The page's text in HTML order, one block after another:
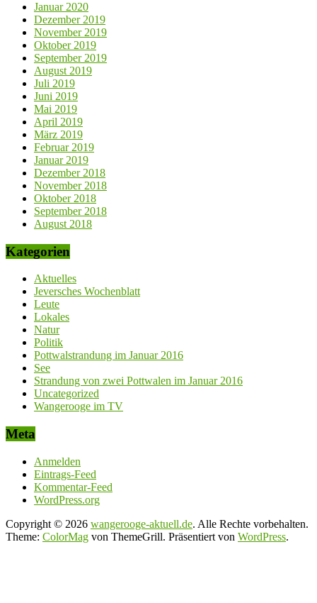
Januar 2020
Dezember 2019
November 2019
Oktober 2019
September 2019
August 2019
Juli 2019
Juni 2019
Mai 2019
April 2019
März 2019
Februar 2019
Januar 2019
Dezember 2018
November 2018
Oktober 2018
September 2018
August 2018
Kategorien
Aktuelles
Jeversches Wochenblatt
Leute
Lokales
Natur
Politik
Pottwalstrandung im Januar 2016
See
Strandung von zwei Pottwalen im Januar 2016
Uncategorized
Wangerooge im TV
Meta
Anmelden
Eintrags-Feed
Kommentar-Feed
WordPress.org
Copyright © 2026 wangerooge-aktuell.de. Alle Rechte vorbehalten.
Theme: ColorMag von ThemeGrill. Präsentiert von WordPress.